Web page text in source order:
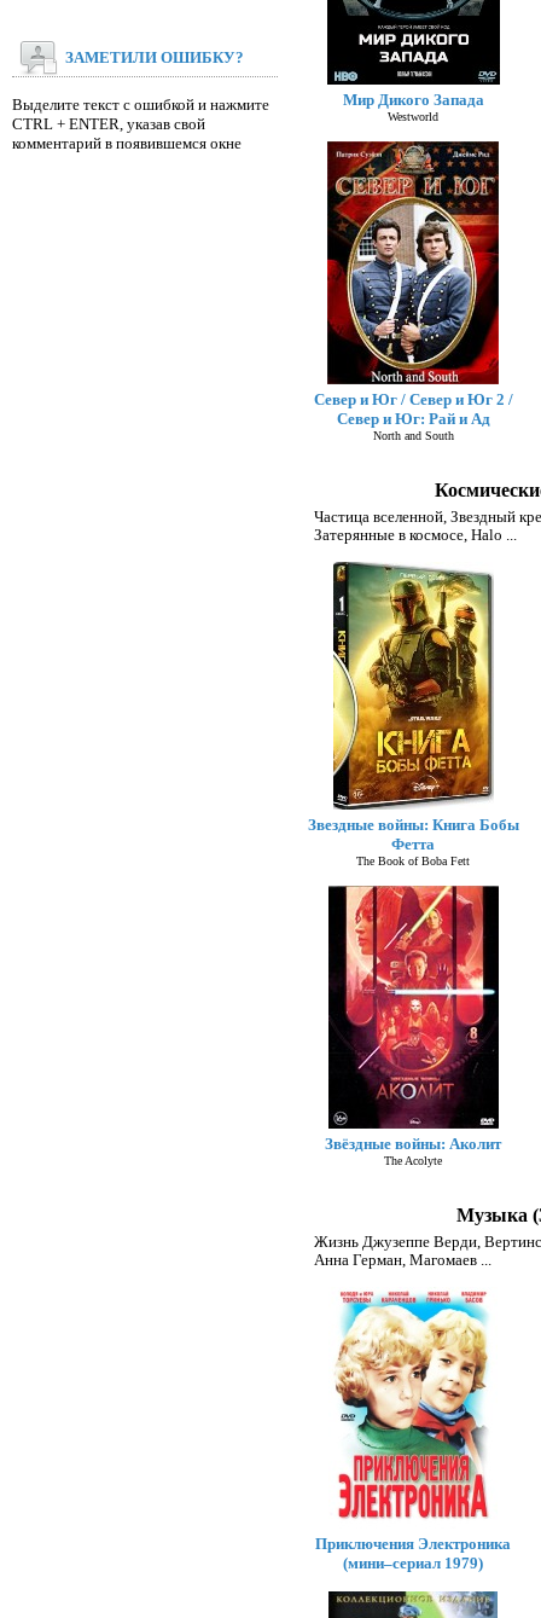
Мир Дикого Запада
Westworld
Север и Юг / Север и Юг 2 /
Север и Юг: Рай и Ад
North and South
Частица вселенной, Звездный
Затерянные в космосе, Halo ...
Звездные войны: Книга Бобы
Фетта
The Book of Boba Fett
Звёздные войны: Аколит
The Acolyte
Музыка
Жизнь Джузеппе Верди,
Анна Герман, Магомаев ...
Приключения Электроника
(мини–сериал 1979)
ЗАМЕТИЛИ ОШИБКУ?
Выделите текст с ошибкой и нажмите
CTRL + ENTER, указав свой
комментарий в появившемся окне